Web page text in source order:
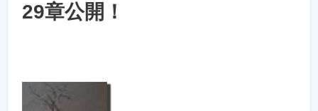
29章公開！